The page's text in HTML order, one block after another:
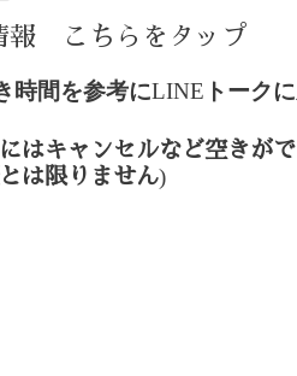
報 こちらをタップ
時間を参考にLINE トーク
はキャンセルなど空きが
は限りません)